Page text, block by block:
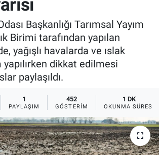
Başkanlığı Tarımsal Yayım
Birimi tarafından yapılan
yağışlı havalarda ve ıslak
dikkat edilmesi
paylaşıldı.
1
PAYLAŞIM
452
GÖSTERIM
1 DK
OKUNMA SÜRESI
Mesaj
Mesaj